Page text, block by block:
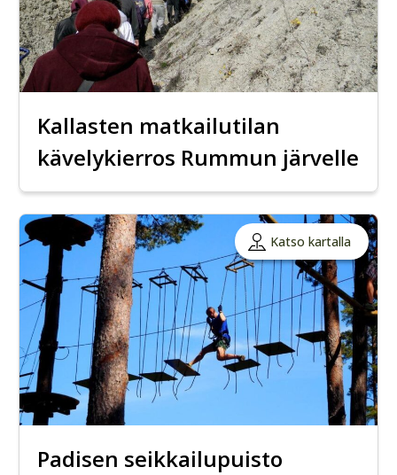
Kallasten matkailutilan
kävelykierros Rummun järvelle
Katso kartalla
Padisen seikkailupuisto